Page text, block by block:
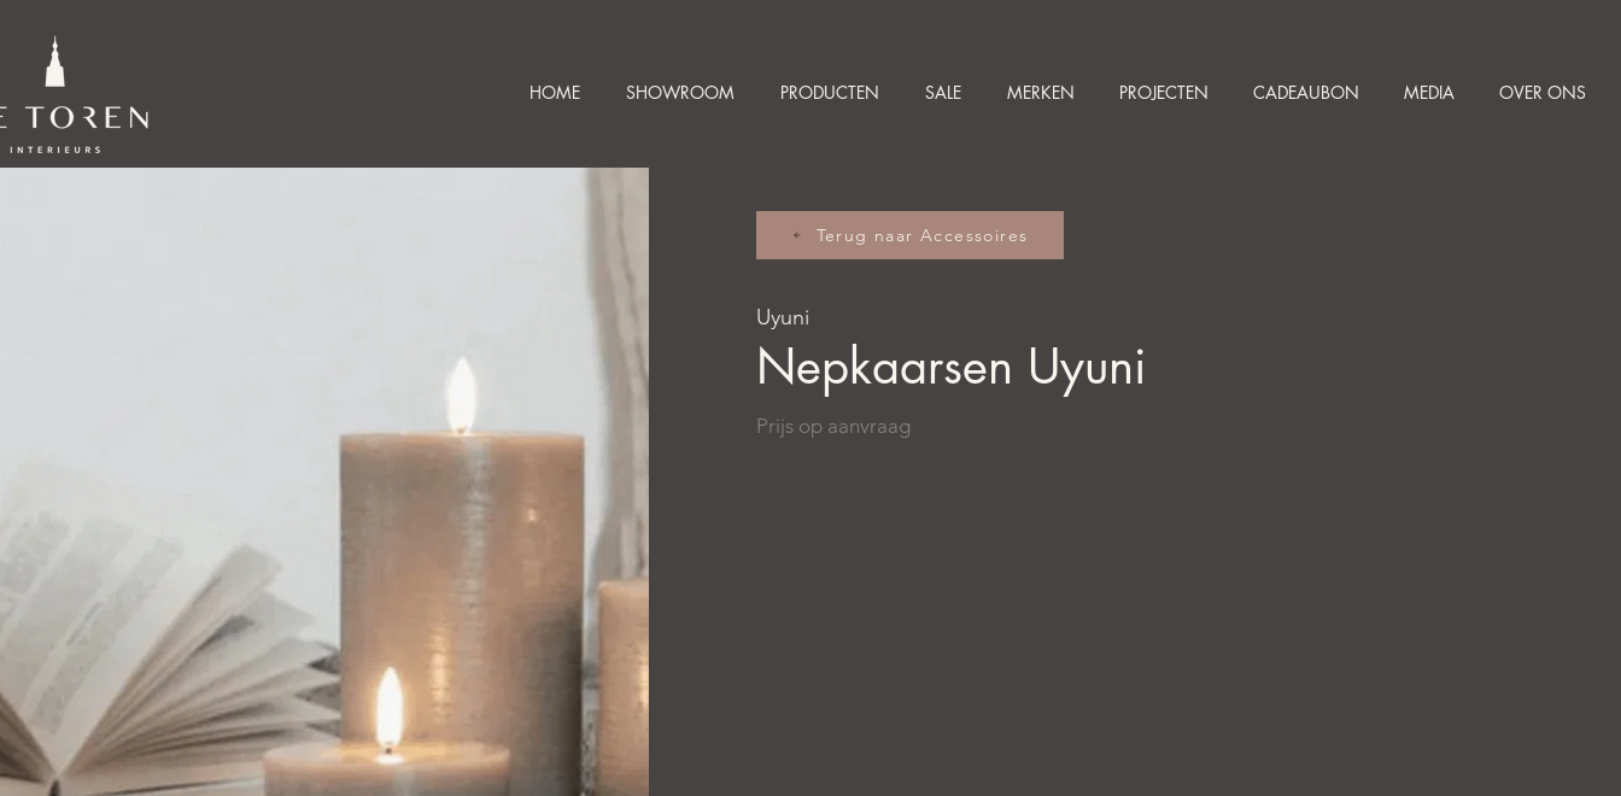
HOME SHOWROOM PRODUCTEN SALE MERKEN PROJECTEN CADEAUBON MEDIA OVER ONS
Terug naar Accessoires
Nepkaarsen Uyuni
Uyuni
Prijs op aanvraag